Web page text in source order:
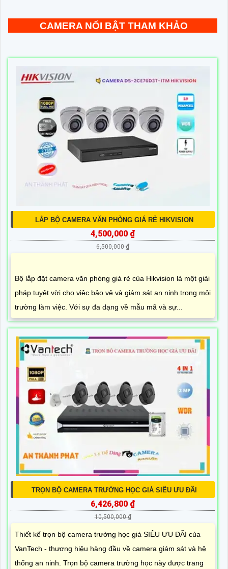
CAMERA NỔI BẬT THAM KHẢO
LẮP BỘ CAMERA VĂN PHÒNG GIÁ RẺ HIKVISION
4,500,000 ₫
6,500,000 ₫
Bộ lắp đặt camera văn phòng giá rẻ của Hikvision là một giải
pháp tuyệt vời cho việc bảo vệ và giám sát an ninh trong môi
trường làm việc. Với sự đa dạng về mẫu mã và sự...
TRỌN BỘ CAMERA TRƯỜNG HỌC GIÁ SIÊU ƯU ĐÃI
6,426,800 ₫
10,500,000 ₫
Thiết kế trọn bộ camera trường học giá SIÊU ƯU ĐÃI của
VanTech - thương hiệu hàng đầu về camera giám sát và hệ
thống an ninh. Trọn bộ camera trường học này được trang